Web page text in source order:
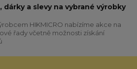
dárky a slevy na vybrané výrobky
HIKMICRO nabízíme akce na
řady včetně možnosti získání